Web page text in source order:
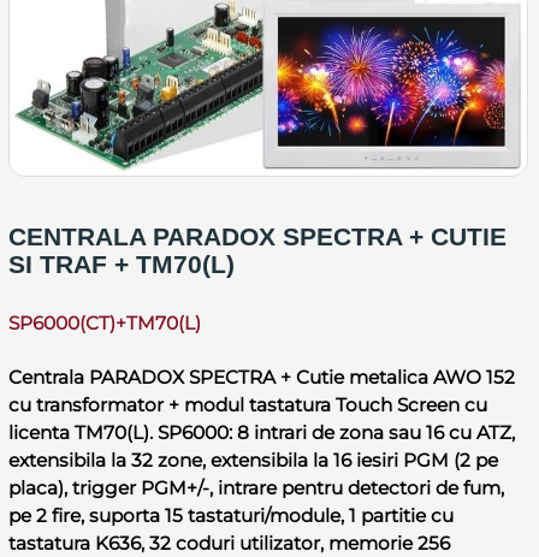
CENTRALA PARADOX SPECTRA + CUTIE
SI TRAF + TM70(L)
SP6000(CT)+TM70(L)
Centrala PARADOX SPECTRA + Cutie metalica AWO 152
cu transformator + modul tastatura Touch Screen cu
licenta TM70(L). SP6000: 8 intrari de zona sau 16 cu ATZ,
extensibila la 32 zone, extensibila la 16 iesiri PGM (2 pe
placa), trigger PGM+/-, intrare pentru detectori de fum,
pe 2 fire, suporta 15 tastaturi/module, 1 partitie cu
tastatura K636, 32 coduri utilizator, memorie 256